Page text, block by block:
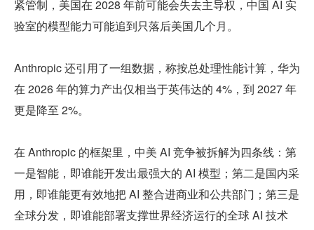
紧管制，美国在 2028 年前可能会失去主导权，中国 AI 实
验室的模型能力可能追到只落后美国几个月。
Anthropic 还引用了一组数据，称按总处理性能计算，华为
在 2026 年的算力产出仅相当于英伟达的 4%，到 2027 年
更是降至 2%。
在 Anthropic 的框架里，中美 AI 竞争被拆解为四条线：第
一是智能，即谁能开发出最强大的 AI 模型；第二是国内采
用，即谁能更有效地把 AI 整合进商业和公共部门；第三是
全球分发，即谁能部署支撑世界经济运行的全球 AI 技术